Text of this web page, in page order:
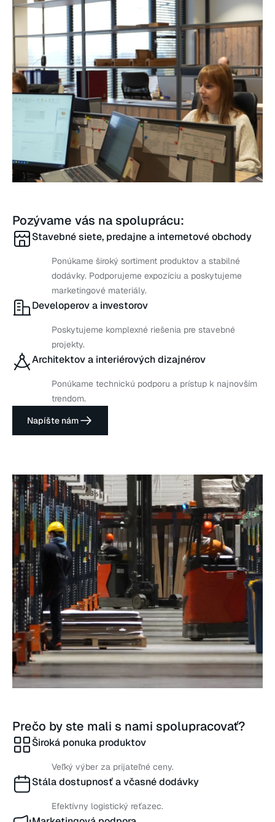
Pozývame vás na spoluprácu:
Stavebné siete, predajne a internetové obchody
Ponúkame široký sortiment produktov a stabilné
dodávky. Podporujeme expozíciu a poskytujeme
marketingové materiály.
Developerov a investorov
Poskytujeme komplexné riešenia pre stavebné
projekty.
Architektov a interiérových dizajnérov
Ponúkame technickú podporu a prístup k najnovším
trendom.
Napíšte nám
Prečo by ste mali s nami spolupracovať?
Široká ponuka produktov
Veľký výber za prijateľné ceny.
Stála dostupnosť a včasné dodávky
Efektívny logistický reťazec.